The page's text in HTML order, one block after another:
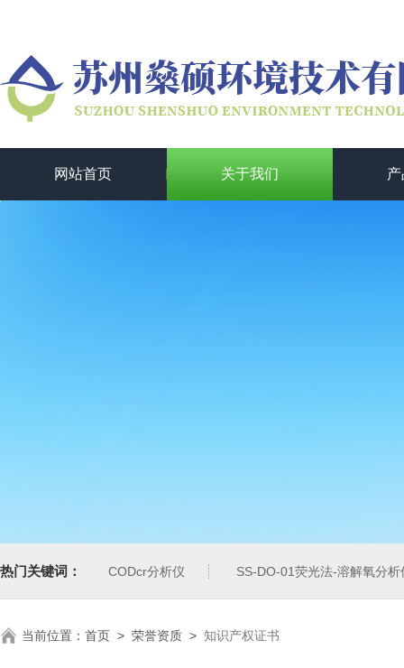
网站首页 关于我们
热门关键词： CODcr分析仪 SS-DO-01荧光法-溶解氧分析
当前位置： 首页 > 荣誉资质 > 知识产权证书